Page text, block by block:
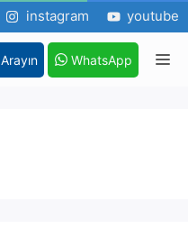
instagram youtube
Arayın WhatsApp